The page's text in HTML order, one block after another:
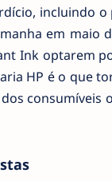
incluindo
em maio
Ink optarem
HP é o que